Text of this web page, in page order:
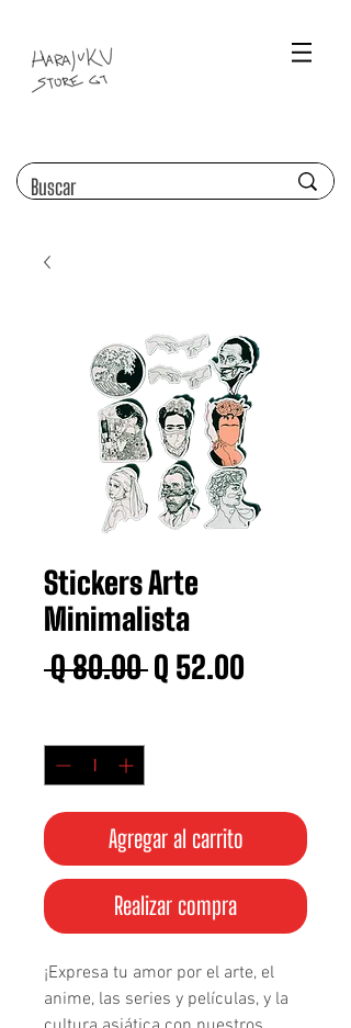
Stickers Arte
Minimalista
Q 80.00 Precio
Q 52.00
Agregar al carrito
Realizar compra
¡Expresa tu amor por el arte, el
anime, las series y películas, y la